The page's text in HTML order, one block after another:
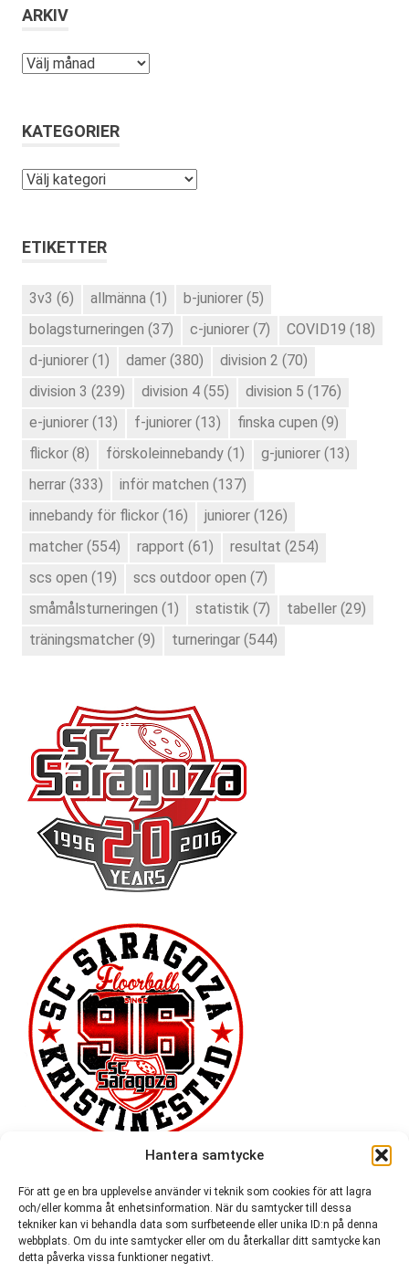
Hantera samtycke
För att ge en bra upplevelse använder vi teknik som cookies för att lagra
och/eller komma åt enhetsinformation. När du samtycker till dessa
tekniker kan vi behandla data som surfbeteende eller unika ID:n på denna
webbplats. Om du inte samtycker eller om du återkallar ditt samtycke kan
detta påverka vissa funktioner negativt.
ARKIV
Arkiv
KATEGORIER
Kategorier
ETIKETTER
3v3 (6) allmänna (1) b-juniorer (5)
bolagsturneringen (37) c-juniorer (7) COVID19 (18)
d-juniorer (1) damer (380) division 2 (70)
division 3 (239) division 4 (55) division 5 (176)
e-juniorer (13) f-juniorer (13) finska cupen (9)
flickor (8) förskoleinnebandy (1) g-juniorer (13)
herrar (333) inför matchen (137)
innebandy för flickor (16) juniorer (126)
matcher (554) rapport (61) resultat (254)
scs open (19) scs outdoor open (7)
småmålsturneringen (1) statistik (7) tabeller (29)
träningsmatcher (9) turneringar (544)